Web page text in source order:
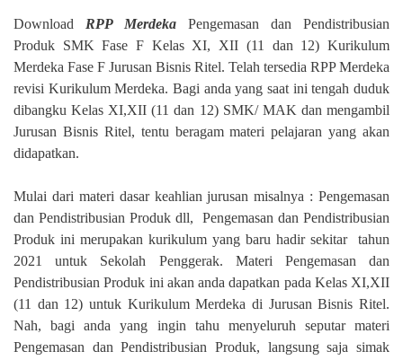
Download RPP Merdeka Pengemasan dan Pendistribusian
Produk SMK Fase F Kelas XI, XII (11 dan 12) Kurikulum
Merdeka Fase F Jurusan Bisnis Ritel. Telah tersedia RPP Merdeka
revisi Kurikulum Merdeka. Bagi anda yang saat ini tengah duduk
dibangku Kelas XI,XII (11 dan 12) SMK/ MAK dan mengambil
Jurusan Bisnis Ritel, tentu beragam materi pelajaran yang akan
didapatkan.
Mulai dari materi dasar keahlian jurusan misalnya : Pengemasan
dan Pendistribusian Produk dll, Pengemasan dan Pendistribusian
Produk ini merupakan kurikulum yang baru hadir sekitar tahun
2021 untuk Sekolah Penggerak. Materi Pengemasan dan
Pendistribusian Produk ini akan anda dapatkan pada Kelas XI,XII
(11 dan 12) untuk Kurikulum Merdeka di Jurusan Bisnis Ritel.
Nah, bagi anda yang ingin tahu menyeluruh seputar materi
Pengemasan dan Pendistribusian Produk, langsung saja simak